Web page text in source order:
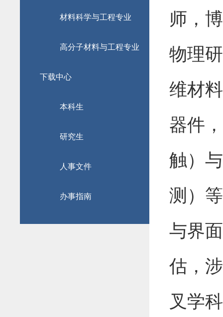
材料科学与工程专业
高分子材料与工程专业
下载中心
本科生
研究生
人事文件
办事指南
师，
物理
维材
器件
触）
测）
与界
估，
叉学